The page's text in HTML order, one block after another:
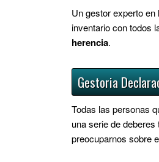
Un gestor experto
inventario con todos
herencia.
Gestoria
Todas las personas
una serie de
preocuparnos sobre